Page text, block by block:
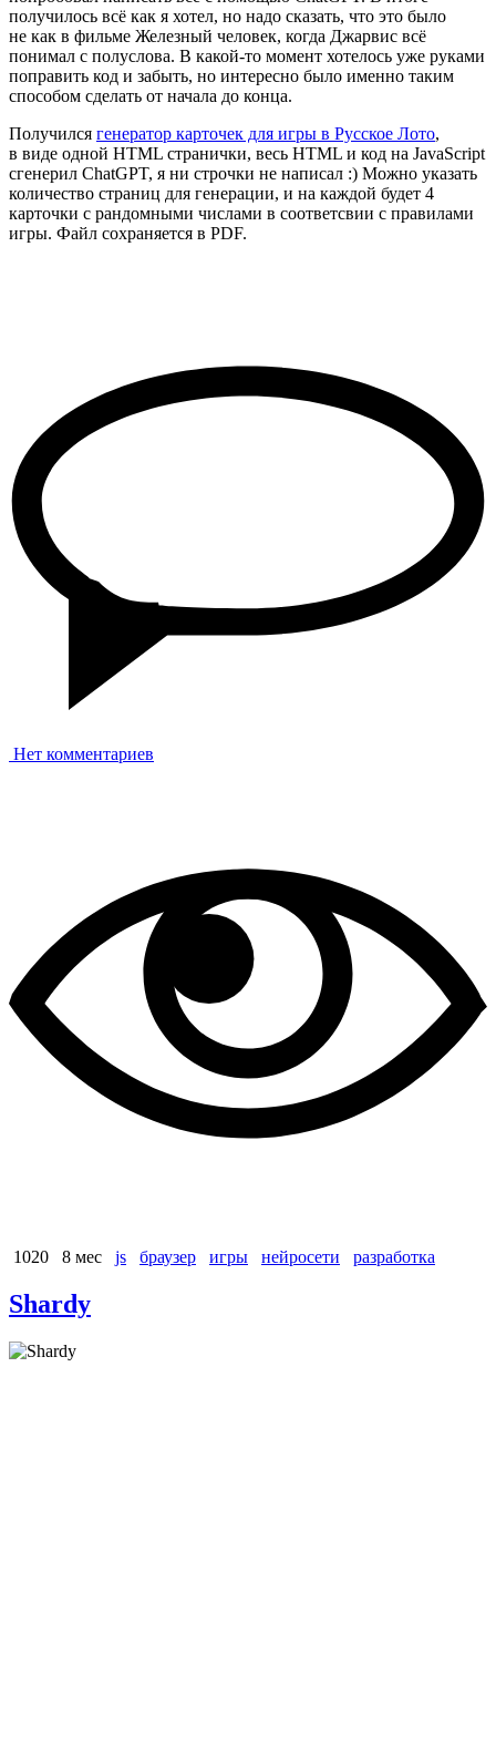
получилось всё как я хотел, но надо сказать, что это было
не как в фильме Железный человек, когда Джарвис всё
понимал с полуслова. В какой-то момент хотелось уже руками
поправить код и забыть, но интересно было именно таким
способом сделать от начала до конца.
Получился генератор карточек для игры в Русское Лото,
в виде одной HTML странички, весь HTML и код на JavaScript
сгенерил ChatGPT, я ни строчки не написал :) Можно указать
количество страниц для генерации, и на каждой будет 4
карточки с рандомными числами в соответсвии с правилами
игры. Файл сохраняется в PDF.
Нет комментариев
1020 8 мес js браузер игры нейросети разработка
Shardy